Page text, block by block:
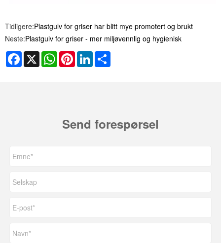
Tidligere:Plastgulv for griser har blitt mye promotert og brukt
Neste:Plastgulv for griser - mer miljøvennlig og hygienisk
Facebook
X WhatsAppPinterestLinkedIn
Send forespørsel